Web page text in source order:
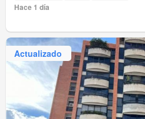
Hace 1 día
Actualizado